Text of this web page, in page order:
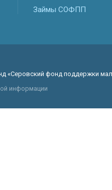
Займы СОФПП
«Серовский фонд поддержки
информации